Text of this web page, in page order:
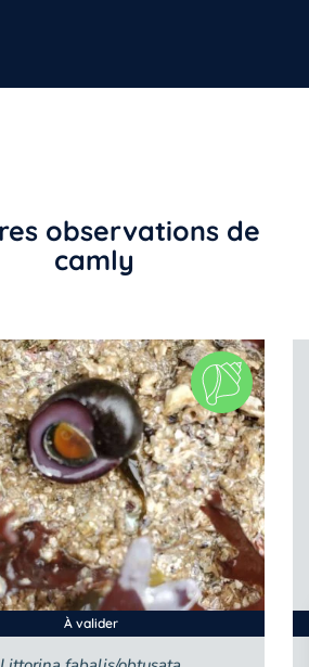
observations de
camly
À valider